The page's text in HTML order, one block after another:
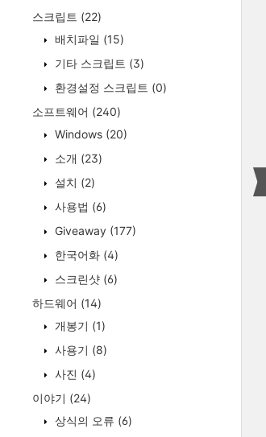
스크립트 (22)
배치파일 (15)
기타 스크립트 (3)
환경설정 스크립트 (0)
소프트웨어 (240)
Windows (20)
소개 (23)
설치 (2)
사용법 (6)
Giveaway (177)
한국어화 (4)
스크린샷 (6)
하드웨어 (14)
개봉기 (1)
사용기 (8)
사진 (4)
이야기 (24)
상식의 오류 (6)